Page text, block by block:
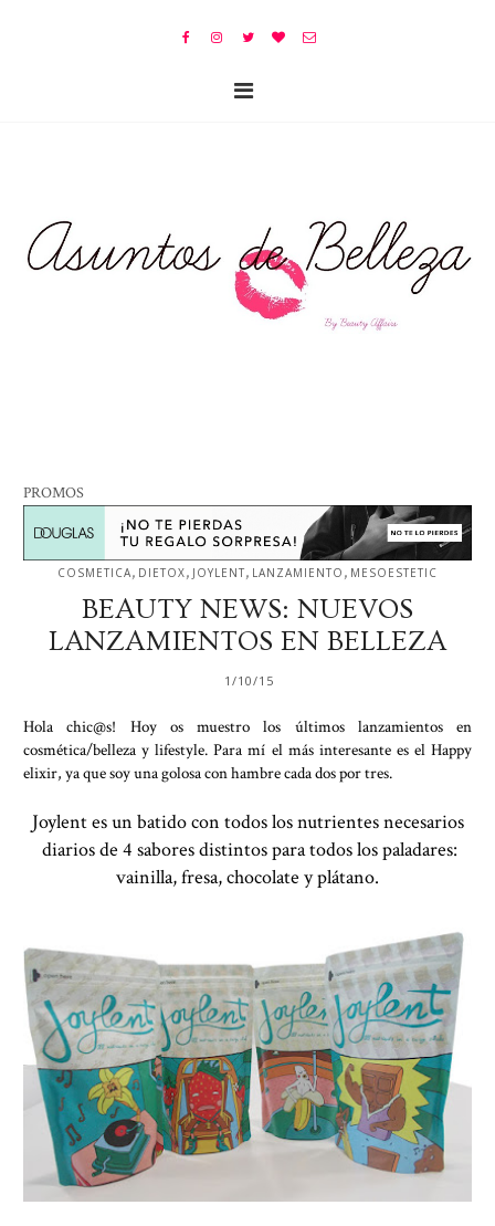
PROMOS
COSMETICA, DIETOX, JOYLENT, LANZAMIENTO , MESOESTETIC
BEAUTY NEWS: NUEVOS
LANZAMIENTOS EN BELLEZA
1/10/15
Hola chic@s! Hoy os muestro los últimos lanzamientos en
cosmética/belleza y lifestyle. Para mí el más interesante es el Happy
elixir, ya que soy una golosa con hambre cada dos por tres.
Joylent es un batido con todos los nutrientes necesarios
diarios de 4 sabores distintos para todos los paladares:
vainilla, fresa, chocolate y plátano.